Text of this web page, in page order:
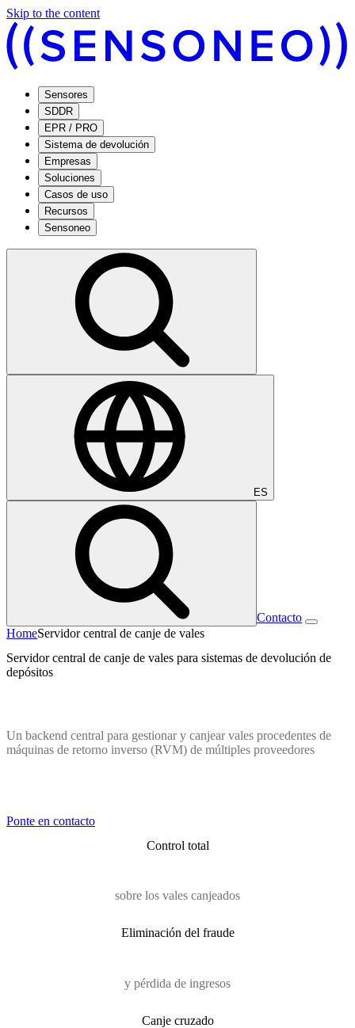
Skip to the content
Sensores
SDDR
EPR / PRO
Sistema de devolución
Empresas
Soluciones
Casos de uso
Recursos
Sensoneo
ES
Contacto
HomeServidor central de canje de vales
Servidor central de canje de vales para sistemas de devolución de
depósitos
Un backend central para gestionar y canjear vales procedentes de
máquinas de retorno inverso (RVM) de múltiples proveedores
Ponte en contacto
Control total
sobre los vales canjeados
Eliminación del fraude
y pérdida de ingresos
Canje cruzado